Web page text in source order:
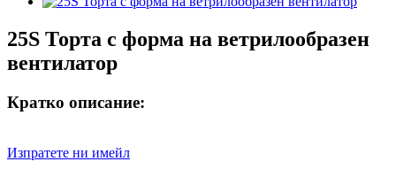
25S Торта с форма на ветрилообразен
вентилатор
Кратко описание:
Изпратете ни имейл